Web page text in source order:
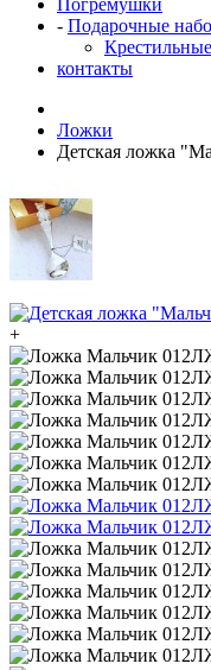
- Подарочные
контакты
Ложки
Детская ложка
+